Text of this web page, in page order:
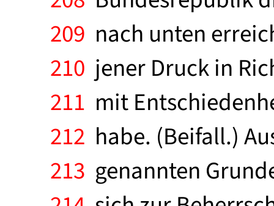
209 nach unten
210 jener Druck in
211 mit
212 habe. (Beifall.)
213 genannten